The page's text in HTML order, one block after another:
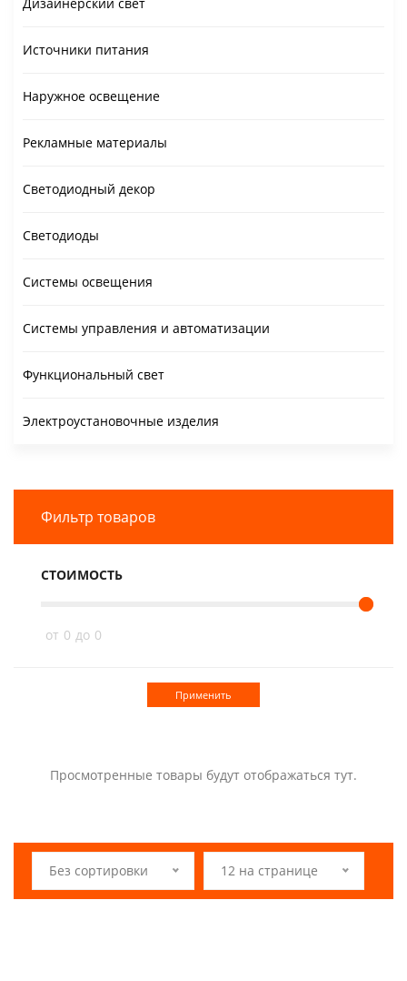
Источники питания
Наружное освещение
Рекламные материалы
Светодиодный декор
Светодиоды
Системы освещения
Системы управления и автоматизации
Функциональный свет
Электроустановочные изделия
Фильтр товаров
СТОИМОСТЬ
от 0 до 0
Применить
Просмотренные товары будут отображаться тут.
Без сортировки 12 на странице